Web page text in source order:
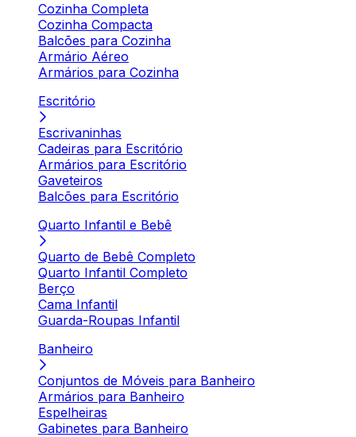
Cozinha Completa
Cozinha Compacta
Balcões para Cozinha
Armário Aéreo
Armários para Cozinha
Escritório
Escrivaninhas
Cadeiras para Escritório
Armários para Escritório
Gaveteiros
Balcões para Escritório
Quarto Infantil e Bebê
Quarto de Bebê Completo
Quarto Infantil Completo
Berço
Cama Infantil
Guarda-Roupas Infantil
Banheiro
Conjuntos de Móveis para Banheiro
Armários para Banheiro
Espelheiras
Gabinetes para Banheiro